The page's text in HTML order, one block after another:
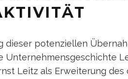
dieser potenziellen
Unternehmensgeschichte
Leitz als Erweiterung